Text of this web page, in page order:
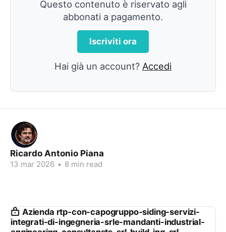
Questo contenuto è riservato agli
abbonati a pagamento.
Iscriviti ora
Hai già un account? Accedi
Ricardo Antonio Piana
13 mar 2026 • 8 min read
Azienda rtp-con-capogruppo-siding-servizi-
integrati-di-ingegneria-srle-mandanti-industrial-